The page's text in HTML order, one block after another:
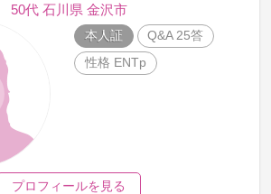
50代 石川県 金沢市
本人証
Q&A 25答
性格 ENTp
プロフィールを見る